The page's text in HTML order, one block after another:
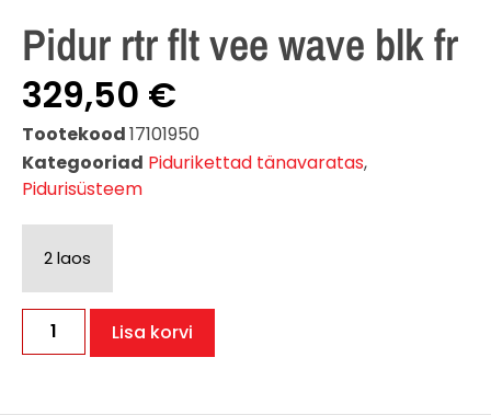
Pidur rtr flt vee wave blk fr
329,50 €
Tootekood17101950
Kategooriad Pidurikettad tänavaratas,
Pidurisüsteem
2 laos
Lisa korvi